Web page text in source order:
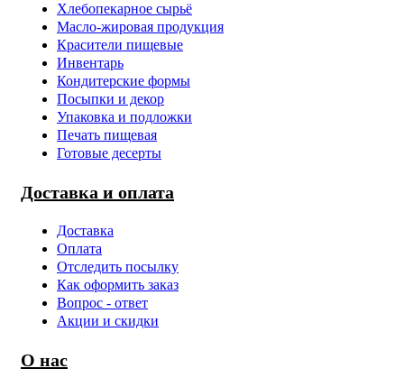
Хлебопекарное сырьё
Масло-жировая продукция
Красители пищевые
Инвентарь
Кондитерские формы
Посыпки и декор
Упаковка и подложки
Печать пищевая
Готовые десерты
Доставка и оплата
Доставка
Оплата
Отследить посылку
Как оформить заказ
Вопрос - ответ
Акции и скидки
О нас